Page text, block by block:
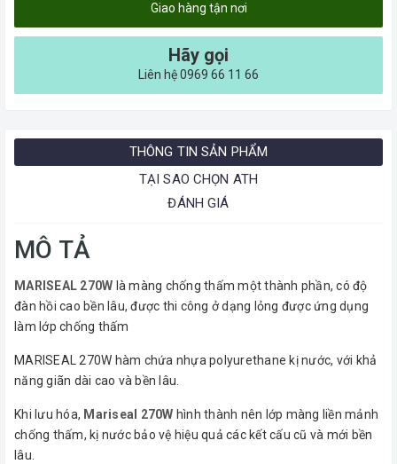
Giao hàng tận nơi
Hãy gọi
Liên hệ 0969 66 11 66
THÔNG TIN SẢN PHẨM
TẠI SAO CHỌN ATH
ĐÁNH GIÁ
MÔ TẢ
MARISEAL 270W là màng chống thấm một thành phần, có độ
đàn hồi cao bền lâu, được thi công ở dạng lỏng được ứng dụng
làm lớp chống thấm
MARISEAL 270W hàm chứa nhựa polyurethane kị nước, với khả
năng giãn dài cao và bền lâu.
Khi lưu hóa, Mariseal 270W hình thành nên lớp màng liền mảnh
chống thấm, kị nước bảo vệ hiệu quả các kết cấu cũ và mới bền
lâu.